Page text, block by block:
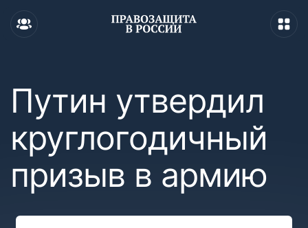
Путин утвердил
круглогодичный
призыв в армию